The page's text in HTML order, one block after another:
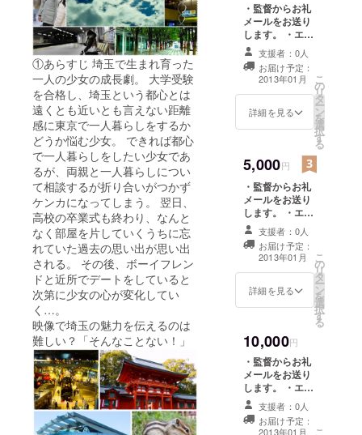
①あらすじ 埼玉で生まれ育った
一人の少女の成長劇。 大学受験
を合格し、埼玉という都心とは
遠くとも近いとも言えない距離
感に東京で一人暮らしをするか
どうか悩む少女。 できれば都心
で一人暮らしをしたい少女であ
るが、両親と一人暮らしについ
て相談するが折り合いがつかず
ケンカになってしまう。 翌日、
高校の卒業式も終わり、なんと
なく部屋を片していくうちに忘
れていた過去の思い出が思い出
される。 その後、ボーイフレン
ドと近所でデートをしていると
次第に少女の心が変化してい
く…。
映像で埼玉の魅力を伝えるのは
難しい？「そんなことない！」
・監督からお礼
メールをお送り
します。 ・エン
ドクレジットに
お名前を記載い
たします。 ・撮
影場所のブロマ
イド写真をセッ
トでお送りしま
す。 ・パッケー
フ・キャストの
サイン入りでお
送りします。
支援者：0人
お届け予定：
2013年01月
詳細を見る
こ
の
リ
タ
ー
ン
を
選
択
す
る
5,000円
・監督からお礼
メールをお送り
します。 ・エン
ドクレジットに
お名前を記載い
たします。 ・撮
影場所のブロマ
イド写真をセッ
トでお送りしま
す。 ・サウンド
トラックCDをお
パッケージ有り
完成品DVDをス
タッフ・キャス
トのサイン入り
でお送りしま
す。
支援者：0人
お届け予定：
2013年01月
詳細を見る
こ
の
リ
タ
ー
ン
を
選
択
す
る
10,000円
・監督からお礼
メールをお送り
します。 ・エン
ドクレジットに
お名前を記載い
たします。 ・
支援者：0人
お届け予定：
2013年01月